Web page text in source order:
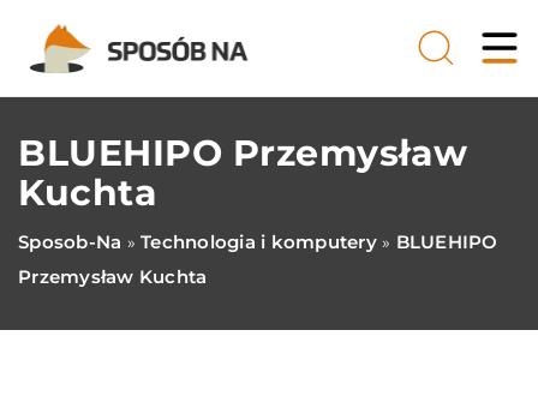
BLUEHIPO Przemysław
Kuchta
Sposob-Na » Technologia i komputery» BLUEHIPO
Przemysław Kuchta